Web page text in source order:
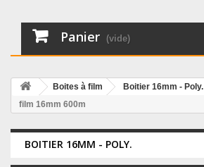
Panier (vide)
Boites à film Boitier 16mm - Poly.
film 16mm 600m
BOITIER 16MM - POLY.